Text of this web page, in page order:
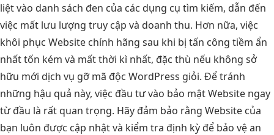
liệt vào danh sách đen của các dụng cụ tìm kiếm, dẫn đến
việc mất lưu lượng truy cập và doanh thu. Hơn nữa, việc
khôi phục Website chính hãng sau khi bị tấn công tiềm ẩn
nhất tốn kém và mất thời kì nhất, đặc thù nếu không sở
hữu mới dịch vụ gỡ mã độc WordPress giỏi. Để tránh
những hậu quả này, việc đầu tư vào bảo mật Website ngay
từ đầu là rất quan trọng. Hãy đảm bảo rằng Website của
bạn luôn được cập nhật và kiểm tra định kỳ để bảo vệ an